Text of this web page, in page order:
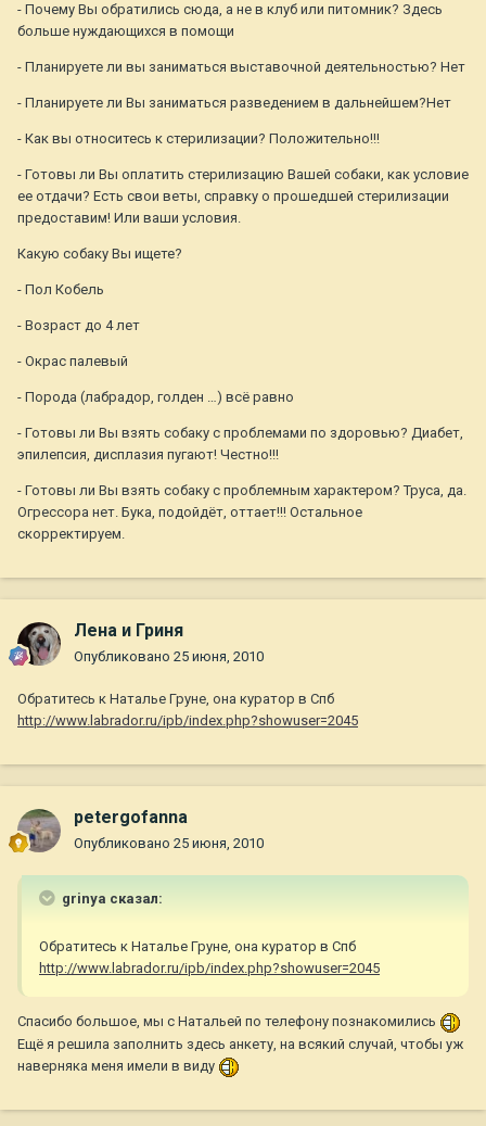
- Почему Вы обратились сюда, а не в клуб или питомник? Здесь
больше нуждающихся в помощи
- Планируете ли вы заниматься выставочной деятельностью? Нет
- Планируете ли Вы заниматься разведением в дальнейшем?Нет
- Как вы относитесь к стерилизации? Положительно!!!
- Готовы ли Вы оплатить стерилизацию Вашей собаки, как условие
ее отдачи? Есть свои веты, справку о прошедшей стерилизации
предоставим! Или ваши условия.
Какую собаку Вы ищете?
- Пол Кобель
- Возраст до 4 лет
- Окрас палевый
- Порода (лабрадор, голден …) всё равно
- Готовы ли Вы взять собаку с проблемами по здоровью? Диабет,
эпилепсия, дисплазия пугают! Честно!!!
- Готовы ли Вы взять собаку с проблемным характером? Труса, да.
Огрессора нет. Бука, подойдёт, оттает!!! Остальное
скорректируем.
Лена и Гриня
Опубликовано 25 июня, 2010
Обратитесь к Наталье Груне, она куратор в Спб
http://www.labrador.ru/ipb/index.php?showuser=2045
petergofanna
Опубликовано 25 июня, 2010
grinya сказал:
Обратитесь к Наталье Груне, она куратор в Спб
http://www.labrador.ru/ipb/index.php?showuser=2045
Спасибо большое, мы с Натальей по телефону познакомились
Ещё я решила заполнить здесь анкету, на всякий случай, чтобы уж
наверняка меня имели в виду